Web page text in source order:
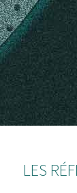
LES